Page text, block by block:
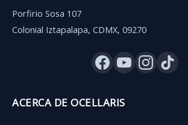
Porfirio Sosa 107
Colonial Iztapalapa, CDMX, 09270
ACERCA DE OCELLARIS